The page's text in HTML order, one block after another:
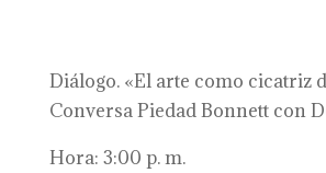
Diálogo. «El arte como cicatriz
Conversa Piedad Bonnett con
Hora: 3:00 p. m.